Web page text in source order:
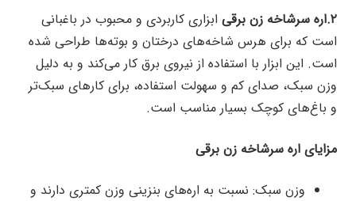
۲.اره سرشاخه زن برقی
ابزاری کاربردی و محبوب در باغبانی
است که برای هرس شاخه‌های درختان و بوته‌ها طراحی شده
است. این ابزار با استفاده از نیروی برق کار می‌کند و به دلیل
وزن سبک، صدای کم و سهولت استفاده، برای کارهای سبک‌تر
و باغ‌های کوچک بسیار مناسب است.
مزایای اره سرشاخه زن برقی
وزن سبک: نسبت به اره‌های بنزینی وزن کمتری دارند و